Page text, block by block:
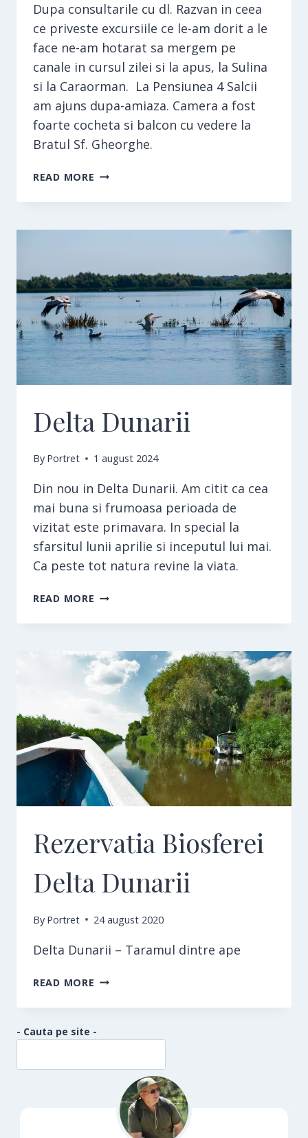
Dupa consultarile cu dl. Razvan in ceea
ce priveste excursiile ce le-am dorit a le
face ne-am hotarat sa mergem pe
canale in cursul zilei si la apus, la Sulina
si la Caraorman. La Pensiunea 4 Salcii
am ajuns dupa-amiaza. Camera a fost
foarte cocheta si balcon cu vedere la
Bratul Sf. Gheorghe.
READ MORE SULINA
Delta Dunarii
By Portret 1 august 2024
Din nou in Delta Dunarii. Am citit ca cea
mai buna si frumoasa perioada de
vizitat este primavara. In special la
sfarsitul lunii aprilie si inceputul lui mai.
Ca peste tot natura revine la viata.
READ MORE DELTA
Rezervatia Biosferei
Delta Dunarii
By Portret 24 august 2020
Delta Dunarii – Taramul dintre ape
READ MORE REZERVATIA
DELTA
- Cauta pe site -